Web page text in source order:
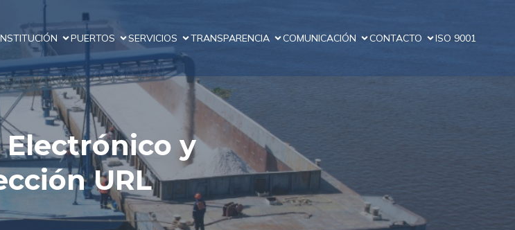
PUERTOS SERVICIOS TRANSPARENCIA COMUNICACIÓN CONTACTO ISO 9001
Electrónico y
URL